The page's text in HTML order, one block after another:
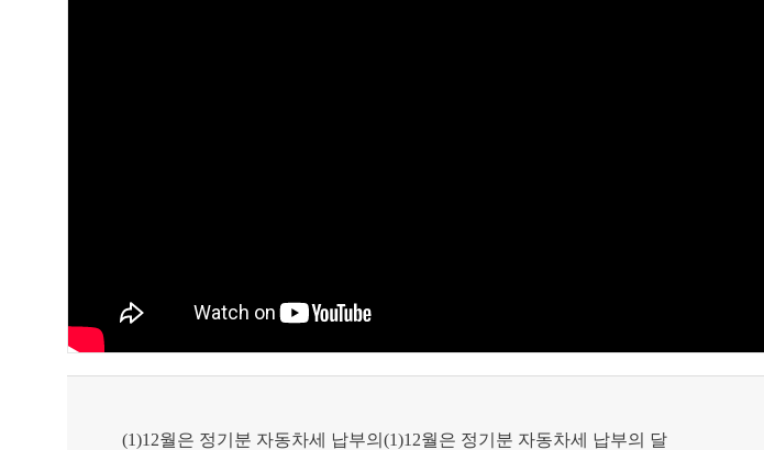
(1)12월은 정기분 자동차세 납부의 (1)12월은 정기분 자동차세 납부의 달